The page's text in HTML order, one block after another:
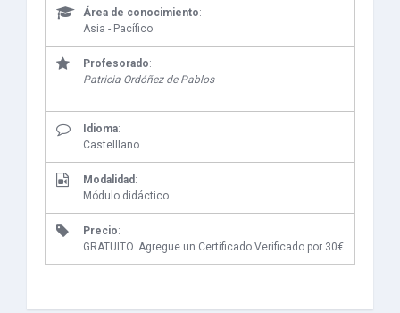
Área de conocimiento:
Asia - Pacífico
Profesorado:
Patricia Ordóñez de Pablos
Idioma:
Castelllano
Modalidad :
Módulo didáctico
Precio:
GRATUITO. Agregue un Certificado Verificado por 30€